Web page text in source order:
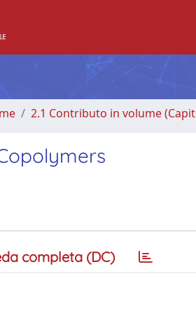
2.1 Contributo in volume
completa (DC)